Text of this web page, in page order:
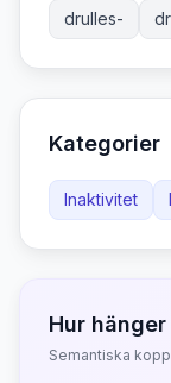
drulles-
Kategorier
Inaktivitet
Hur hänger
Semantiska